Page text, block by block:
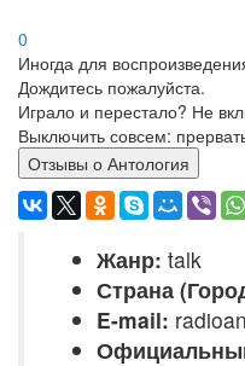
0
Иногда для
Дождитесь пожалуйста.
Играло и перестало? Не
Выключить совсем:
Отзывы о Антология
Жанр: talk
Страна
E-mail: